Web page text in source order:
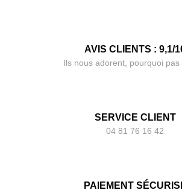
AVIS CLIENTS : 9,1/
Ils nous adorent, pourquoi pas
SERVICE CLIENT
04 81 76 16 42
PAIEMENT